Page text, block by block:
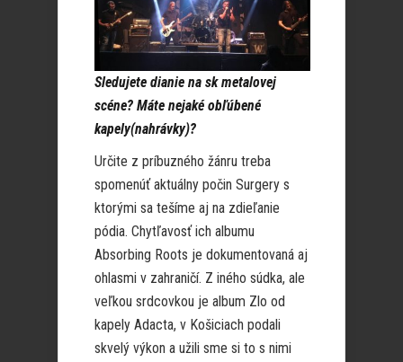
Sledujete dianie na sk metalovej
scéne? Máte nejaké obľúbené
kapely(nahrávky)?
Určite z príbuzného žánru treba
spomenúť aktuálny počin Surgery s
ktorými sa tešíme aj na zdieľanie
pódia. Chytľavosť ich albumu
Absorbing Roots je dokumentovaná aj
ohlasmi v zahraničí. Z iného súdka, ale
veľkou srdcovkou je album Zlo od
kapely Adacta, v Košiciach podali
skvelý výkon a užili sme si to s nimi